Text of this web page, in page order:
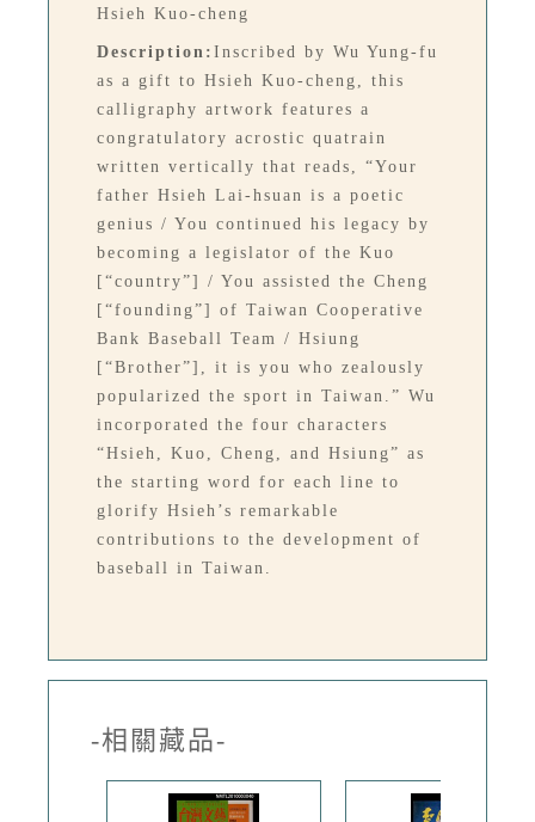
Hsieh Kuo-cheng
Description: Inscribed by Wu Yung-fu
as a gift to Hsieh Kuo-cheng, this
calligraphy artwork features a
congratulatory acrostic quatrain
written vertically that reads, “Your
father Hsieh Lai-hsuan is a poetic
genius / You continued his legacy by
becoming a legislator of the Kuo
[“country”] / You assisted the Cheng
[“founding”] of Taiwan Cooperative
Bank Baseball Team / Hsiung
[“Brother”], it is you who zealously
popularized the sport in Taiwan.” Wu
incorporated the four characters
“Hsieh, Kuo, Cheng, and Hsiung” as
the starting word for each line to
glorify Hsieh’s remarkable
contributions to the development of
baseball in Taiwan.
-相關藏品-